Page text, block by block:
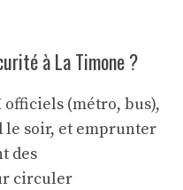
à La Timone ?
(métro, bus),
le soir, et emprunter
des
circuler